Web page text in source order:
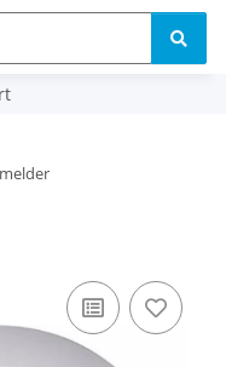
3 UStG)